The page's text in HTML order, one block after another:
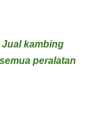
Jual kambing
peralatan